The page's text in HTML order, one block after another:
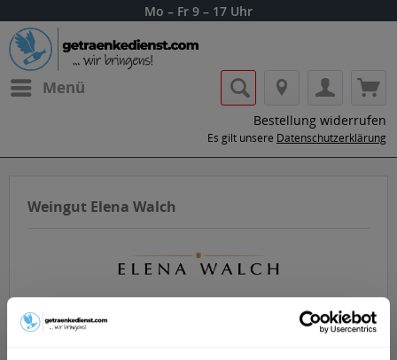
Mo – Fr 9 – 17 Uhr
Menü
Bestellung widerrufen
Es gilt unsere Datenschutzerklärung
Weingut Elena Walch